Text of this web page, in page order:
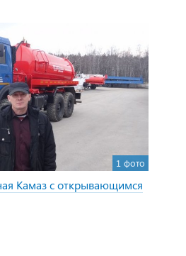
1 фото
Камаз с открывающимся